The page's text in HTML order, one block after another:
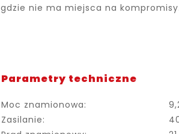
gdzie nie ma miejsca na
Parametry techniczne
Moc znamionowa:
Zasilanie: